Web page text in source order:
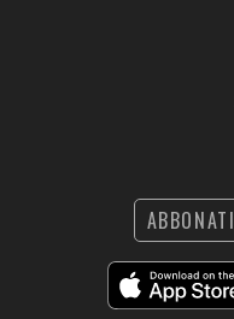
ABBONATI